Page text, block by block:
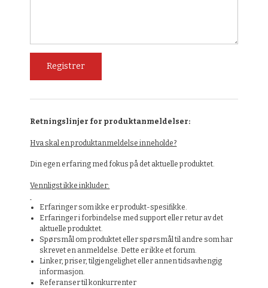
Retningslinjer for produktanmeldelser:
Hva skal en produktanmeldelse inneholde?
Din egen erfaring med fokus på det aktuelle produktet.
Vennligst ikke inkluder:
Erfaringer som ikke er produkt-spesifikke.
Erfaringer i forbindelse med support eller retur av det
aktuelle produktet.
Spørsmål om produktet eller spørsmål til andre som har
skrevet en anmeldelse. Dette er ikke et forum.
Linker, priser, tilgjengelighet eller annen tidsavhengig
informasjon.
Referanser til konkurrenter